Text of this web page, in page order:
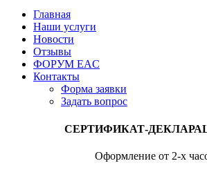
Главная
Наши услуги
Новости
Отзывы
ФОРУМ EAC
Контакты
Форма заявки
Задать вопрос
СЕРТИФИКАТ-
Оформление от 2-х